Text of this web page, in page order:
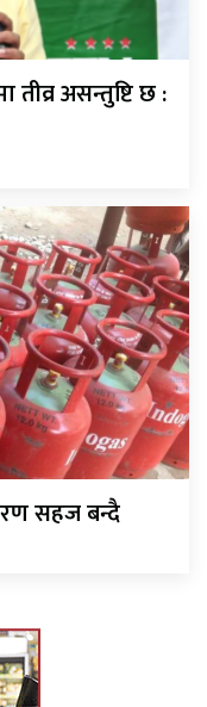
तीव्र असन्तुष्टि छ :
सहज बन्दै